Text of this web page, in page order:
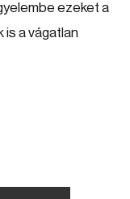
ezeket a
is a vágatlan